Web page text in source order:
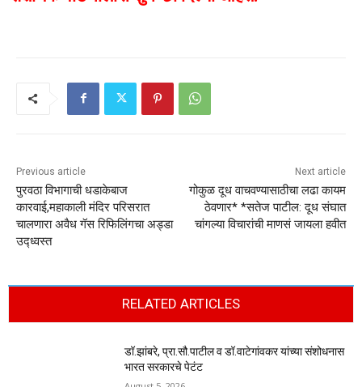
Previous article
पुरवठा विभागाची धडाकेबाज
कारवाई,महाकाली मंदिर परिसरात
चालणारा अवैध गॅस रिफिलिंगचा अड्डा
उद्ध्वस्त
Next article
गोकुळ दूध वाचवण्यासाठीचा लढा कायम
ठेवणार* *सतेज पाटील: दूध संघात
चांगल्या विचारांची माणसं जायला हवीत
RELATED ARTICLES
डॉ.झांबरे, प्रा.सौ.पाटील व डॉ.वाटेगांवकर यांच्या संशोधनास
भारत सरकारचे पेटंट